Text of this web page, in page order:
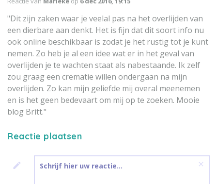
"Dit zijn zaken waar je veelal pas na het overlijden van
een dierbare aan denkt. Het is fijn dat dit soort info nu
ook online beschikbaar is zodat je het rustig tot je kunt
nemen. Zo heb je al een idee wat er in het geval van
overlijden je te wachten staat als nabestaande. Ik zelf
zou graag een crematie willen ondergaan na mijn
overlijden. Zo kan mijn geliefde mij overal meenemen
en is het geen bedevaart om mij op te zoeken. Mooie
blog Britt."
Reactie plaatsen